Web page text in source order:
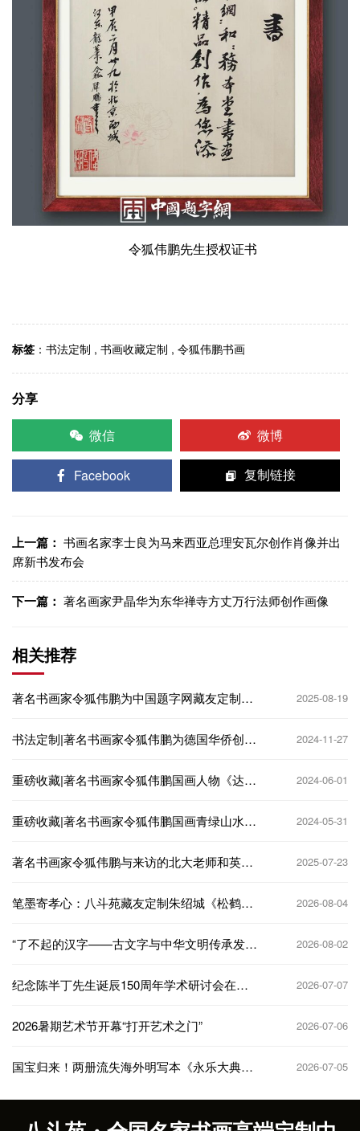
令狐伟鹏先生授权证书
标签 ： 书法定制 , 书画收藏定制 , 令狐伟鹏书画
分享
微信
微博
Facebook 复制链接
上一篇： 书画名家李士良为马来西亚总理安瓦尔创作肖像并出
席新书发布会
下一篇： 著名画家尹晶华为东华禅寺方丈万行法师创作画像
相关推荐
著名书画家令狐伟鹏为中国题字网藏友定制国
2025-08-19
书法定制|著名书画家令狐伟鹏为德国华侨创作
2024-11-27
重磅收藏|著名书画家令狐伟鹏国画人物《达摩
2024-06-01
重磅收藏|著名书画家令狐伟鹏国画青绿山水
2024-05-31
著名书画家令狐伟鹏与来访的北大老师和英国
2025-07-23
笔墨寄孝心：八斗苑藏友定制朱绍城《松鹤延
2026-08-04
“了不起的汉字——古文字与中华文明传承发展
2026-08-02
纪念陈半丁先生诞辰150周年学术研讨会在京
2026-07-07
2026暑期艺术节开幕“打开艺术之门” 2026-07-06
国宝归来！两册流失海外明写本《永乐大典》
2026-07-05